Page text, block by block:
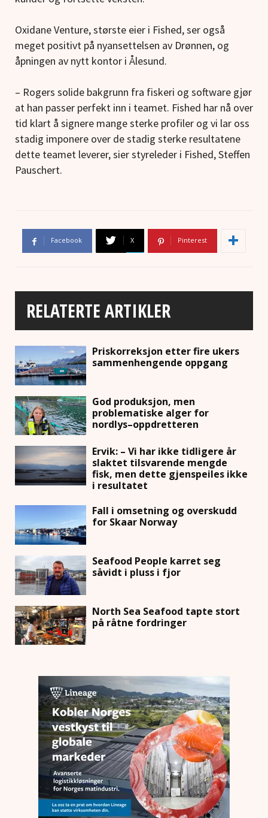
Oxidane Venture, største eier i Fished, ser også
meget positivt på nyansettelsen av Drønnen, og
åpningen av nytt kontor i Ålesund.
– Rogers solide bakgrunn fra fiskeri og software gjør
at han passer perfekt inn i teamet. Fished har nå over
tid klart å signere mange sterke profiler og vi lar oss
stadig imponere over de stadig sterke resultatene
dette teamet leverer, sier styreleder i Fished, Steffen
Pauschert.
Facebook X Pinterest
RELATERTE ARTIKLER
Priskorreksjon etter fire ukers
sammenhengende oppgang
God produksjon, men
problematiske alger for
nordlys–oppdretteren
Ervik: – Vi har ikke tidligere år
slaktet tilsvarende mengde
fisk, men dette gjenspeiles ikke
i resultatet
Fall i omsetning og overskudd
for Skaar Norway
Seafood People karret seg
såvidt i pluss i fjor
North Sea Seafood tapte stort
på råtne fordringer